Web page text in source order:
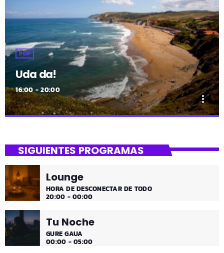
POP
Uda da!
16:00 - 20:00
more_vert
¡Toda la música!
¡Toda la música!
SIGUIENTES PROGRAMAS
Lounge
HORA DE DESCONECTAR DE TODO
20:00 - 00:00
Tu Noche
GURE GAUA
00:00 - 05:00